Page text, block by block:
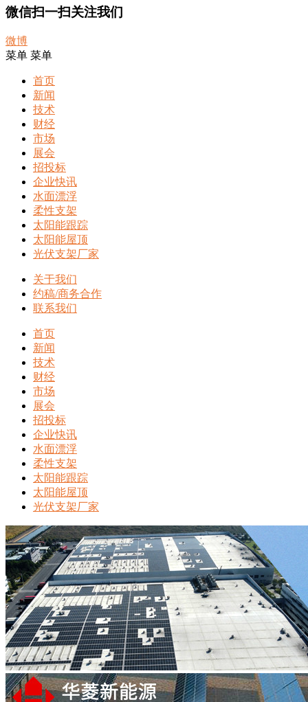
微信扫一扫关注我们
微博
菜单 菜单
首页
新闻
技术
财经
市场
展会
招投标
企业快讯
水面漂浮
柔性支架
太阳能跟踪
太阳能屋顶
光伏支架厂家
关于我们
约稿/商务合作
联系我们
首页
新闻
技术
财经
市场
展会
招投标
企业快讯
水面漂浮
柔性支架
太阳能跟踪
太阳能屋顶
光伏支架厂家